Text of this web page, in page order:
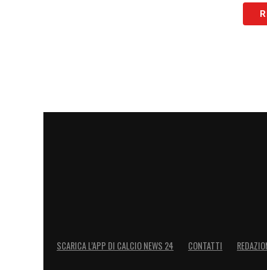
e non devo spiegare cosa faccio agli
momento ma si sta lavorando. Certo
riteniamo importanti per la società,
SCARICA L’APP DI CALCIO NEWS 24 CONTATTI